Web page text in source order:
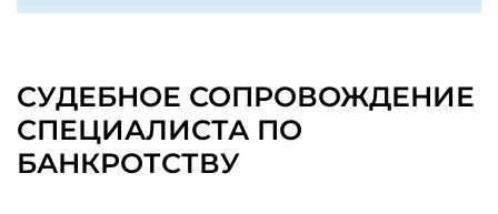
СУДЕБНОЕ СОПРОВОЖДЕНИЕ
СПЕЦИАЛИСТА ПО
БАНКРОТСТВУ